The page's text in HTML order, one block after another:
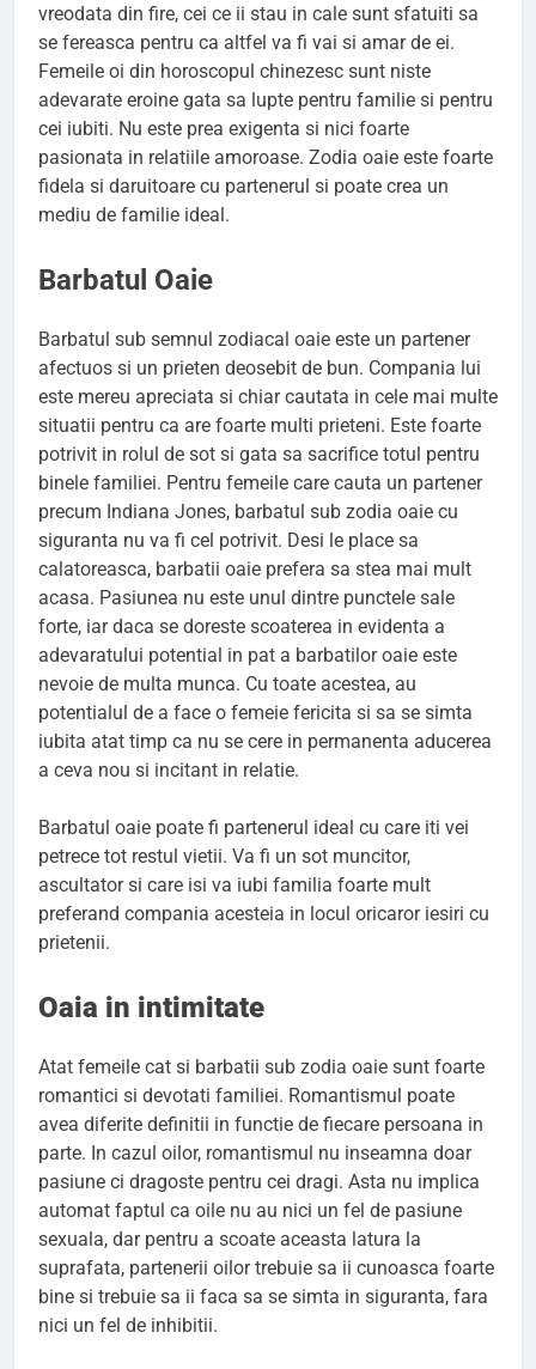
vreodata din fire, cei ce ii stau in cale sunt sfatuiti sa
se fereasca pentru ca altfel va fi vai si amar de ei.
Femeile oi din horoscopul chinezesc sunt niste
adevarate eroine gata sa lupte pentru familie si pentru
cei iubiti. Nu este prea exigenta si nici foarte
pasionata in relatiile amoroase. Zodia oaie este foarte
fidela si daruitoare cu partenerul si poate crea un
mediu de familie ideal.
Barbatul Oaie
Barbatul sub semnul zodiacal oaie este un partener
afectuos si un prieten deosebit de bun. Compania lui
este mereu apreciata si chiar cautata in cele mai multe
situatii pentru ca are foarte multi prieteni. Este foarte
potrivit in rolul de sot si gata sa sacrifice totul pentru
binele familiei. Pentru femeile care cauta un partener
precum Indiana Jones, barbatul sub zodia oaie cu
siguranta nu va fi cel potrivit. Desi le place sa
calatoreasca, barbatii oaie prefera sa stea mai mult
acasa. Pasiunea nu este unul dintre punctele sale
forte, iar daca se doreste scoaterea in evidenta a
adevaratului potential in pat a barbatilor oaie este
nevoie de multa munca. Cu toate acestea, au
potentialul de a face o femeie fericita si sa se simta
iubita atat timp ca nu se cere in permanenta aducerea
a ceva nou si incitant in relatie.
Barbatul oaie poate fi partenerul ideal cu care iti vei
petrece tot restul vietii. Va fi un sot muncitor,
ascultator si care isi va iubi familia foarte mult
preferand compania acesteia in locul oricaror iesiri cu
prietenii.
Oaia in intimitate
Atat femeile cat si barbatii sub zodia oaie sunt foarte
romantici si devotati familiei. Romantismul poate
avea diferite definitii in functie de fiecare persoana in
parte. In cazul oilor, romantismul nu inseamna doar
pasiune ci dragoste pentru cei dragi. Asta nu implica
automat faptul ca oile nu au nici un fel de pasiune
sexuala, dar pentru a scoate aceasta latura la
suprafata, partenerii oilor trebuie sa ii cunoasca foarte
bine si trebuie sa ii faca sa se simta in siguranta, fara
nici un fel de inhibitii.